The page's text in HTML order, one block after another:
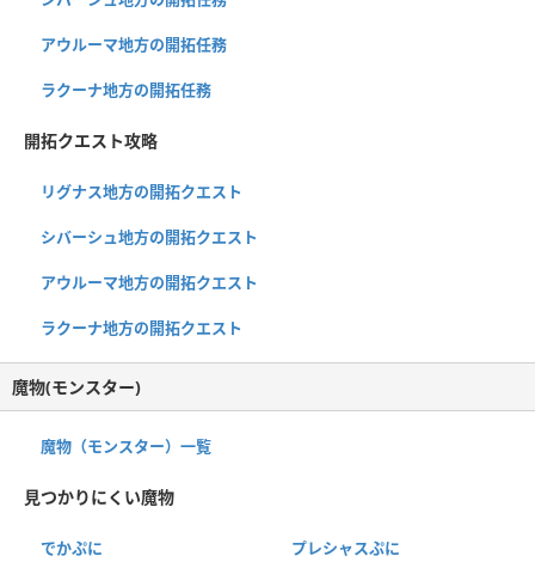
アウルーマ地方の開拓任務
ラクーナ地方の開拓任務
開拓クエスト攻略
リグナス地方の開拓クエスト
シバーシュ地方の開拓クエスト
アウルーマ地方の開拓クエスト
ラクーナ地方の開拓クエスト
魔物(モンスター)
魔物（モンスター）一覧
見つかりにくい魔物
でかぷに プレシャスぷに